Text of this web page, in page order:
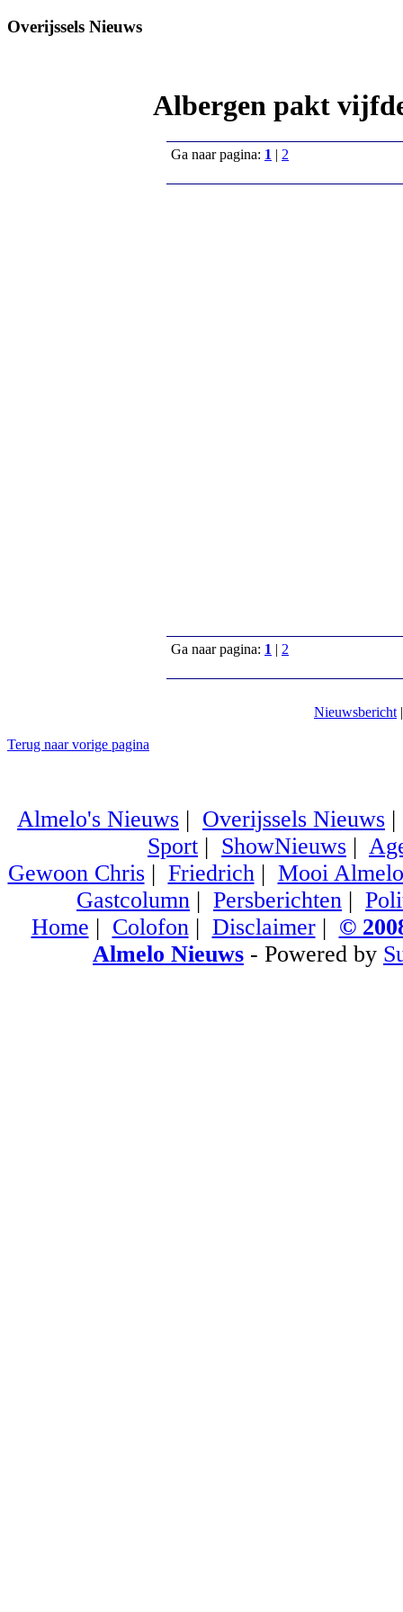
Overijssels Nieuws
Albergen pakt
Ga naar pagina: 1 | 2
Ga naar pagina: 1 | 2
Nieuwsbericht
Terug naar vorige pagina
Almelo's Nieuws | Overijssels Nieuws
Sport | ShowNieuws |
Gewoon Chris| Friedrich| Mooi Almelo
Gastcolumn | Persberichten |
Home | Colofon| Disclaimer| ©
Almelo Nieuws - Powered by